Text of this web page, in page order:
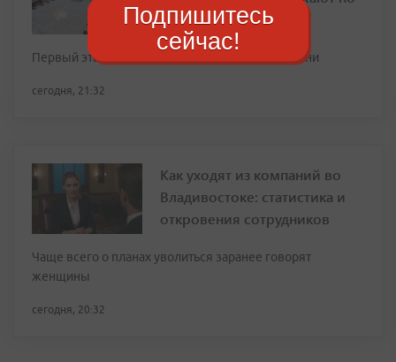
нацпроекту
Первый этап работ планируют завершить к осени
сегодня, 21:32
Как уходят из компаний во
Владивостоке: статистика и
откровения сотрудников
Чаще всего о планах уволиться заранее говорят
женщины
сегодня, 20:32
Подпишитесь
сейчас!